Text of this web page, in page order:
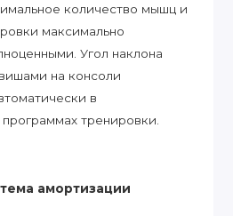
количество мышц и
максимально
Угол наклона
на консоли
в
тренировки.
амортизации